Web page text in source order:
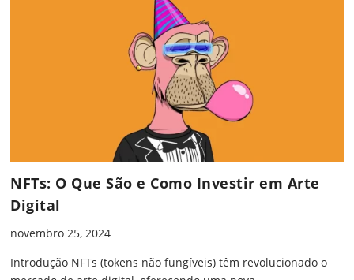
NFTs: O Que São e Como Investir em Arte
Digital
novembro 25, 2024
Introdução NFTs (tokens não fungíveis) têm revolucionado o